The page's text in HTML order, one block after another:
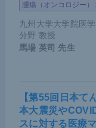
腫瘍（オンコロジー）
九州大学大学院医
分野 教授
馬場 英司 先生
【第55回日本て
本大震災や
スに対する医療